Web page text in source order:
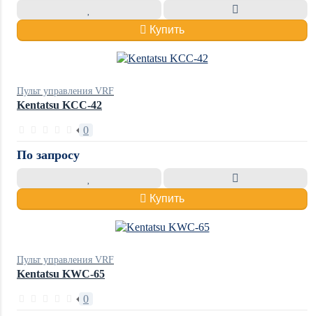
Купить
Пульт управления VRF
Kentatsu KCC-42
0
По запросу
Купить
Пульт управления VRF
Kentatsu KWC-65
0